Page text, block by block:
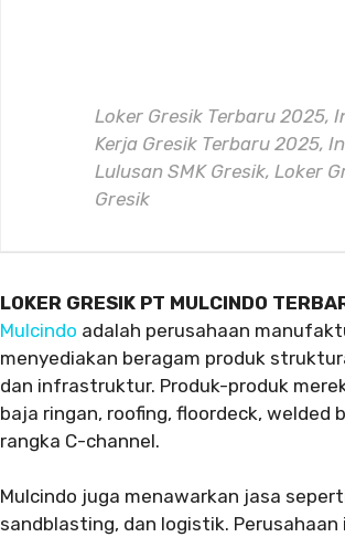
Loker Gresik Terbaru 2025,
Kerja Gresik Terbaru 2025,
Lulusan SMK Gresik, Loker
Gresik
LOKER GRESIK PT MULCINDO
Mulcindo adalah perusahaan
menyediakan beragam produk
dan infrastruktur. Produk-produk
baja ringan, roofing, floordeck, welded
rangka C-channel.
Mulcindo juga menawarkan jasa
sandblasting, dan logistik.